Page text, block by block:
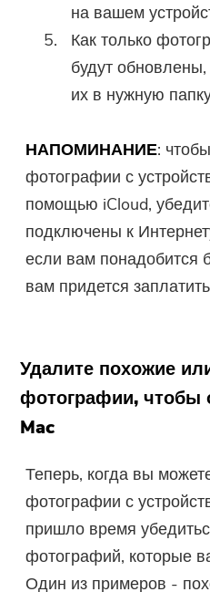
на вашем
Как только
будут
их в нужную
НАПОМИНАНИЕ:
фотографии с
помощью iCloud,
подключены к
если вам понадобится
вам придется
Удалите похожие
фотографии, чтобы
Mac
Теперь, когда вы
фотографии с
пришло время
фотографий, которые
Один из примеров -